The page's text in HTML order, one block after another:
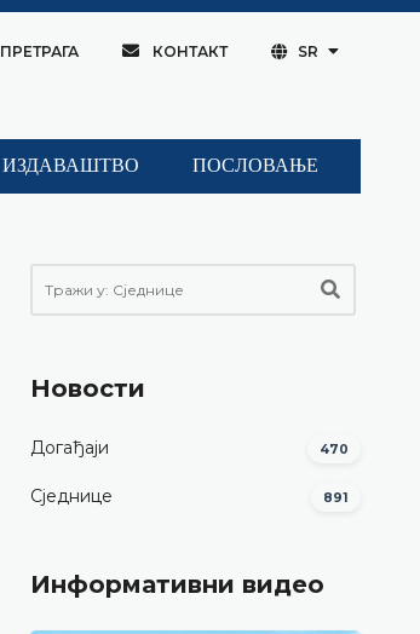
ПРЕТРАГА КОНТАКТ SR
ИЗДАВАШТВО ПОСЛОВАЊЕ
Новости
Догађаји 470
Сједнице 891
Информативни видео